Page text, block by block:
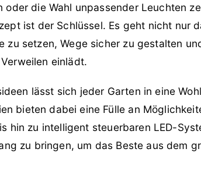
oder die Wahl unpassender Leuchten
ist der Schlüssel. Es geht nicht nur
zu setzen, Wege sicher zu gestalten
einlädt.
lässt sich jeder Garten in eine
bieten dabei eine Fülle an
hin zu intelligent steuerbaren LED-
zu bringen, um das Beste aus dem